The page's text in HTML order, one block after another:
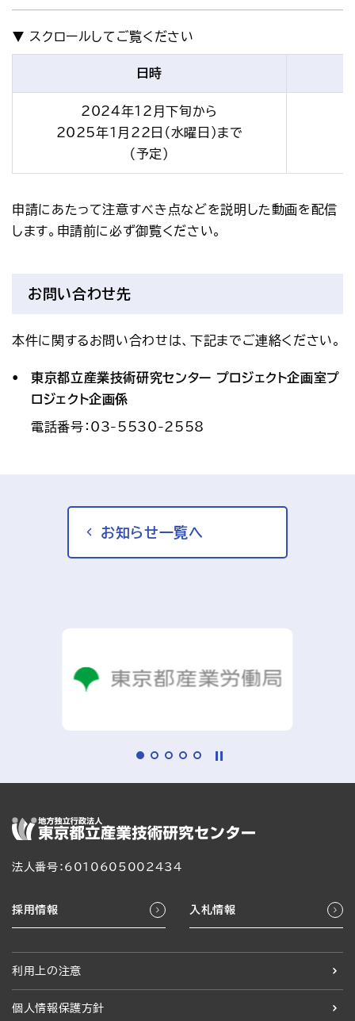
日時
2024年12月下旬から
2025年1月22日（水曜日）まで
（予定）
申請にあたって注意すべき点などを説明した動画を配信
します。申請前に必ず御覧ください。
お問い合わせ先
本件に関するお問い合わせは、下記までご連絡ください。
東京都立産業技術研究センター プロジェクト企画室プ
ロジェクト企画係
電話番号：03-5530-2558
お知らせ一覧へ
法人番号：6010605002434
採用情報 入札情報
利用上の注意
個人情報保護方針